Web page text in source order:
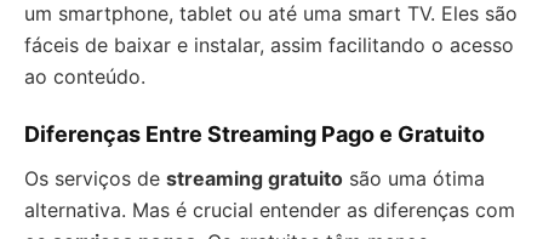
um smartphone, tablet ou até uma smart TV. Eles são
fáceis de baixar e instalar, assim facilitando o acesso
ao conteúdo.
Diferenças Entre Streaming Pago e Gratuito
Os serviços de streaming gratuito são uma ótima
alternativa. Mas é crucial entender as diferenças com